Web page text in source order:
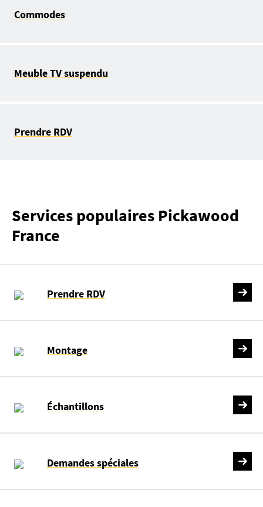
Commodes
Meuble TV suspendu
Prendre RDV
Services populaires Pickawood
France
Prendre RDV
Montage
Échantillons
Demandes spéciales